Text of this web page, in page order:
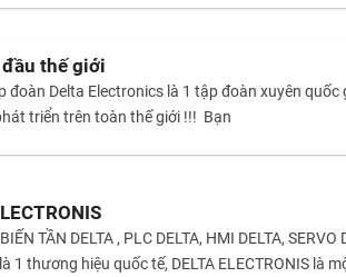
thế giới
Delta Electronics là 1 tập đoàn xuyên
triển trên toàn thế giới !!! Bạn
TẦN DELTA , PLC DELTA, HMI DELTA, SERVO
1 thương hiệu quốc tế, DELTA ELECTRONIS là